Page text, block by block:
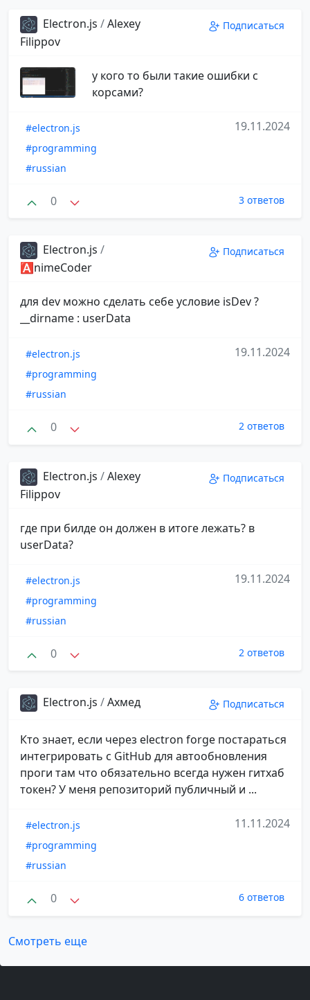
Electron.js /Alexey
Filippov
Подписаться
у кого то были такие ошибки с
корсами?
#electron.js
#programming
#russian
19.11.2024
0 3 ответов
Electron.js /
🅰️nimeCoder
Подписаться
для dev можно сделать себе условие isDev ?
__dirname : userData
#electron.js
#programming
#russian
19.11.2024
0 2 ответов
Electron.js /Alexey
Filippov
Подписаться
где при билде он должен в итоге лежать? в
userData?
#electron.js
#programming
#russian
19.11.2024
0 2 ответов
Electron.js /Ахмед Подписаться
Кто знает, если через electron forge постараться
интегрировать с GitHub для автообновления
проги там что обязательно всегда нужен гитхаб
токен? У меня репозиторий публичный и ...
#electron.js
#programming
#russian
11.11.2024
0 6 ответов
Смотреть еще